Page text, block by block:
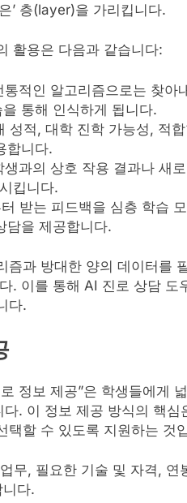
’ 층(layer)을 가리킵니다.
활용은 다음과 같습니다:
통적인 알고리즘으로는 찾아
통해 인식하게 됩니다.
성적, 대학 진학 가능성, 적
합니다.
생과의 상호 작용 결과나 새
킵니다.
받는 피드백을 심층 학습
담을 제공합니다.
즘과 방대한 양의 데이터를
. 이를 통해 AI 진로 상담 도
다.
정보 제공”은 학생들에게
. 이 정보 제공 방식의 핵
택할 수 있도록 지원하는 것
무, 필요한 기술 및 자격,
다.